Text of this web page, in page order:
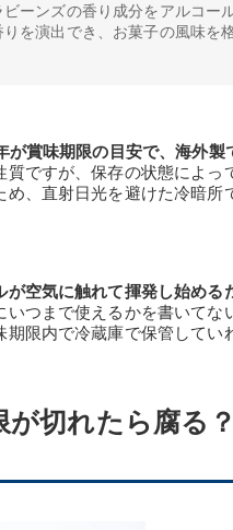
ーンズの香り成分をアルコー
を演出でき、お菓子の風味を
賞味期限の目安で、海外製
ですが、保存の状態によっ
、直射日光を避けた冷暗所
空気に触れて揮発し始める
いつまで使えるかを書いてな
限内で冷蔵庫で保管してい
切れたら腐る